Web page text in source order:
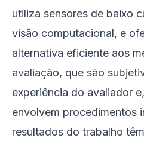
utiliza sensores de baixo
visão computacional, e
alternativa eficiente aos
avaliação, que são
experiência do avaliador
envolvem procedimentos
resultados do trabalho